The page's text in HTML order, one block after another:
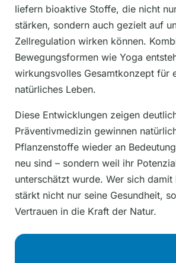
liefern bioaktive Stoffe, die nicht
stärken, sondern auch gezielt auf
Zellregulation wirken können.
Bewegungsformen wie Yoga
wirkungsvolles Gesamtkonzept für
natürliches Leben.
Diese Entwicklungen zeigen
Präventivmedizin gewinnen
Pflanzenstoffe wieder an
neu sind – sondern weil ihr
unterschätzt wurde. Wer sich damit
stärkt nicht nur seine Gesundheit,
Vertrauen in die Kraft der Natur.